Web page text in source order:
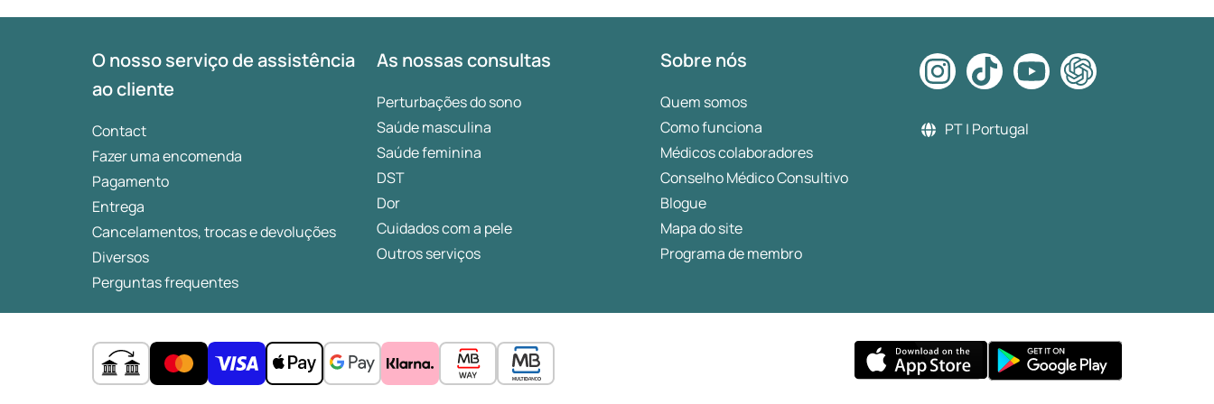
O nosso serviço de assistência
ao cliente
Contact
Fazer uma encomenda
Pagamento
Entrega
Cancelamentos, trocas e devoluções
Diversos
Perguntas frequentes
As nossas consultas
Perturbações do sono
Saúde masculina
Saúde feminina
DST
Dor
Cuidados com a pele
Outros serviços
Sobre nós
Quem somos
Como funciona
Médicos colaboradores
Conselho Médico Consultivo
Blogue
Mapa do site
Programa de membro
PT | Portugal